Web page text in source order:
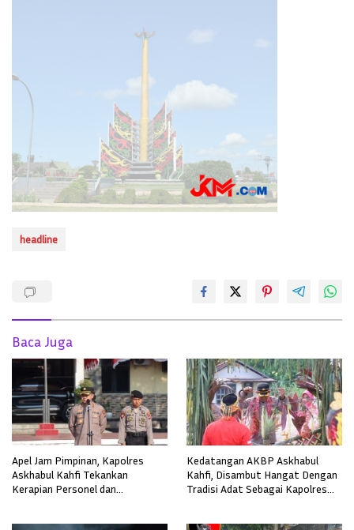
headline
Baca Juga
Apel Jam Pimpinan, Kapolres
Askhabul Kahfi Tekankan
Kerapian Personel dan
Kedatangan AKBP Askhabul
Kahfi, Disambut Hangat Dengan
Tradisi Adat Sebagai Kapolres